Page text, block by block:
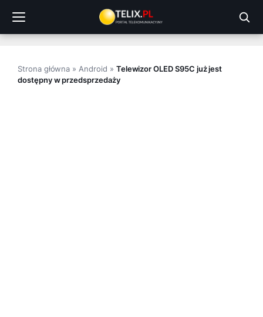
treści
Strona główna » Android » Telewizor OLED S95C już jest
dostępny w przedsprzedaży